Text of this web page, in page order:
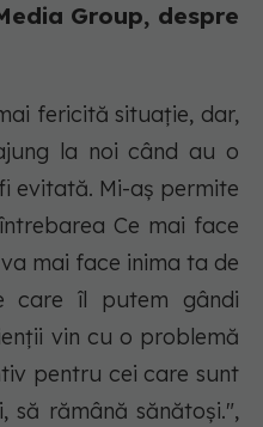
Group, despre
fericită situație, dar,
la noi când au o
evitată. Mi-aș permite
Ce mai face
mai face inima ta de
care îl putem gândi
vin cu o problemă
pentru cei care sunt
să rămână sănătoși.",